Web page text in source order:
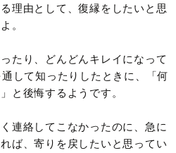
理由として、復縁をしたいと思
。
たり、どんどんキレイになって
して知ったりしたときに、「何
と後悔するようです。
連絡してこなかったのに、急に
ば、寄りを戻したいと思ってい